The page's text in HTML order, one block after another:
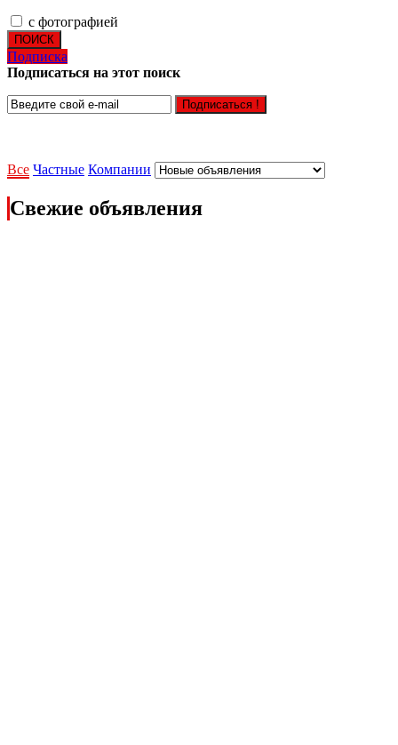
с фотографией
ПОИСК
Подписка
Подписаться на этот поиск
Подписаться !
Все Частные Компании
Свежие объявления